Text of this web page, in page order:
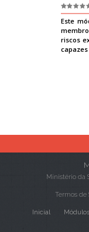
Ministério da
Termos de
Inicial Módulos